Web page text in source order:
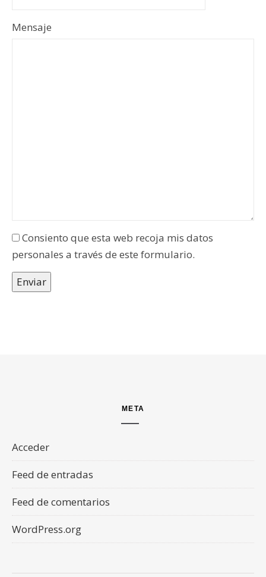
Por
Por
Mensaje
Consiento que esta web recoja mis datos
personales a través de este formulario.
Enviar
META
Acceder
Feed de entradas
Feed de comentarios
WordPress.org